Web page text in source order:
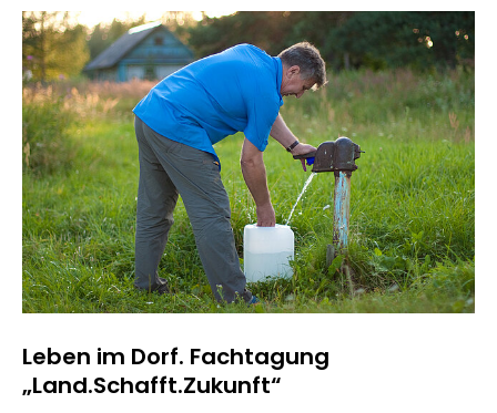
Leben im Dorf. Fachtagung
„Land.Schafft.Zukunft“